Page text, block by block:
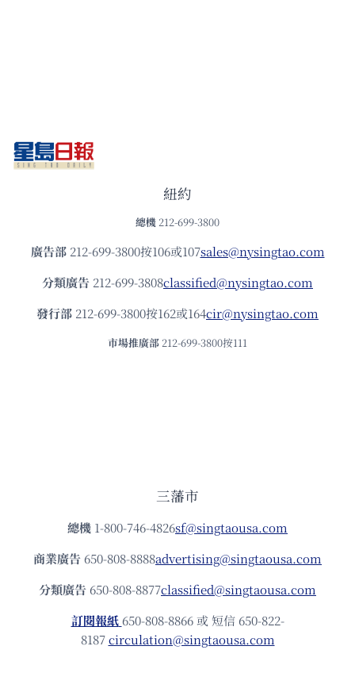
紐約
總機 212-699-3800
廣告部212-699-3800按106或107sales@nysingtao.com
分類廣告 212-699-3808classified@nysingtao.com
發⾏部 212-699-3800按162或164cir@nysingtao.com
市場推廣部 212-699-3800按111
三藩市
總機 1-800-746-4826sf@singtaousa.com
商業廣告 650-808-8888advertising@singtaousa.com
分類廣告 650-808-8877classified@singtaousa.com
訂閱報紙 650-808-8866 或 短信 650-822-
8187circulation@singtaousa.com